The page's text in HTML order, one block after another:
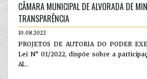
CÂMARA MUNICIPAL DE ALVORADA DE
TRANSPARÊNCIA
10.08.2022
PROJETOS DE AUTORIA DO PODER
Lei N° 01/2022, dispõe sobre a
Al...